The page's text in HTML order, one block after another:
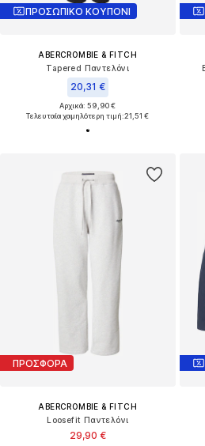
ΠΡΟΣΩΠΙΚΟ ΚΟΥΠΟΝΙ
ABERCROMBIE & FITCH
Tapered Παντελόνι
20,31 €
Αρχικά: 59,90 €
Τελευταία χαμηλότερη τιμή:21,51 €
ΠΡΟΣΦΟΡΑ
ABERCROMBIE & FITCH
Loosefit Παντελόνι
29,90 €